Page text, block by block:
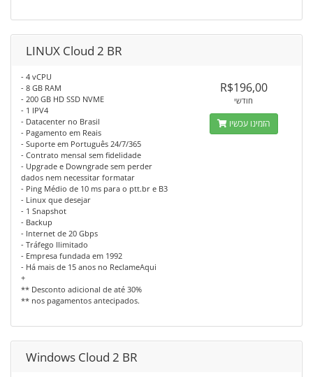
LINUX Cloud 2 BR
- 4 vCPU
- 8 GB RAM
- 200 GB HD SSD NVME
- 1 IPV4
- Datacenter no Brasil
- Pagamento em Reais
- Suporte em Português 24/7/365
- Contrato mensal sem fidelidade
- Upgrade e Downgrade sem perder
dados nem necessitar formatar
- Ping Médio de 10 ms para o ptt.br e B3
- Linux que desejar
- 1 Snapshot
- Backup
- Internet de 20 Gbps
- Tráfego Ilimitado
- Empresa fundada em 1992
- Há mais de 15 anos no ReclameAqui
+
** Desconto adicional de até 30%
** nos pagamentos antecipados.
R$196,00
חודשי
הזמינו עכשיו
Windows Cloud 2 BR